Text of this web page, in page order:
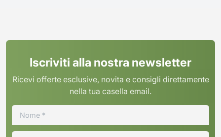
Iscriviti alla nostra newsletter
Ricevi offerte esclusive, novita e consigli direttamente
nella tua casella email.